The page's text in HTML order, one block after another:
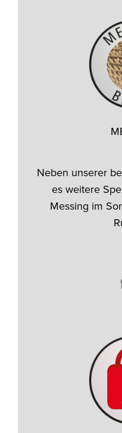
Neben unserer
es weitere
Messing im
Mehr